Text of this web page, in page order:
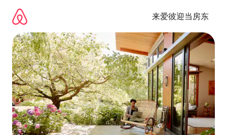
来爱彼迎当房东